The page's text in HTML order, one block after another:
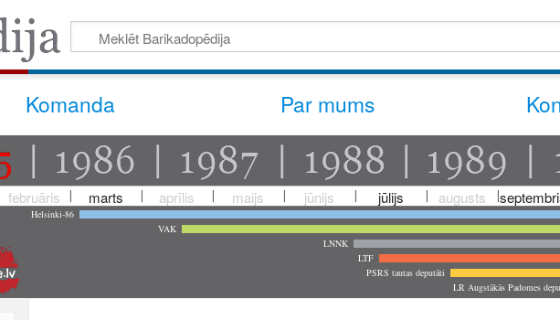
Komanda Par mums
februāris marts aprīlis maijs jūnijs jūlijs augusts
Helsinki-86
VAK
LNNK
LTF
PSRS tautas deputāti
LR Augstākās Padomes